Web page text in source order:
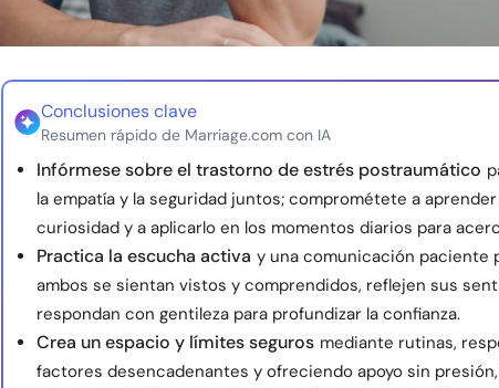
Conclusiones clave
Resumen rápido de Marriage.com con IA
Infórmese sobre el trastorno de estrés postraumático
la empatía y la seguridad juntos; comprométete a
curiosidad y a aplicarlo en los momentos diarios para
Practica la escucha activa y una comunicación paciente
ambos se sientan vistos y comprendidos, reflejen sus
respondan con gentileza para profundizar la confianza.
Crea un espacio y límites seguros mediante rutinas,
factores desencadenantes y ofreciendo apoyo sin